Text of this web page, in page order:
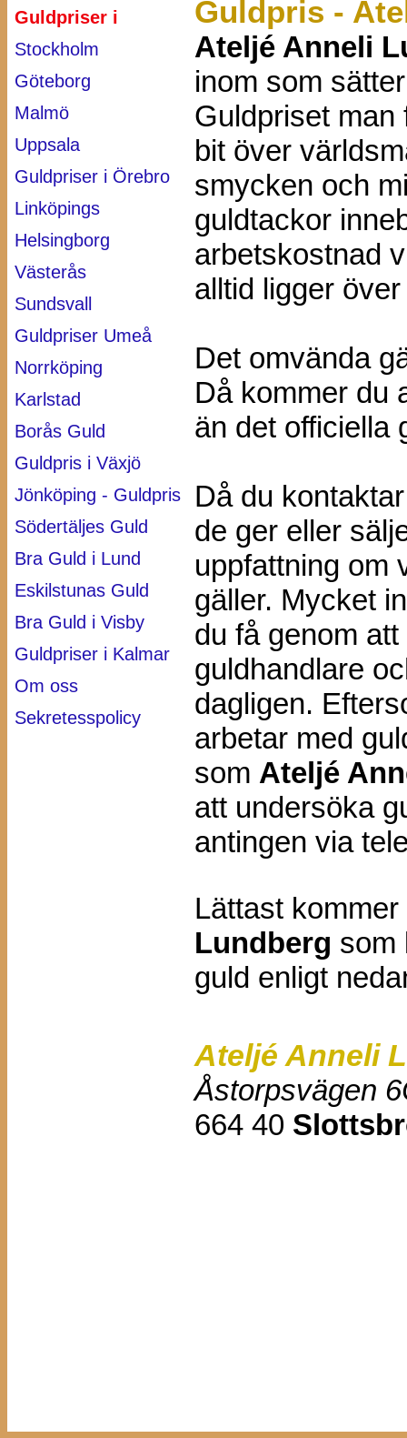
Guldpriser i
Stockholm
Göteborg
Malmö
Uppsala
Guldpriser i Örebro
Linköpings
Helsingborg
Västerås
Sundsvall
Guldpriser Umeå
Norrköping
Karlstad
Borås Guld
Guldpris i Växjö
Jönköping - Guldpris
Södertäljes Guld
Bra Guld i Lund
Eskilstunas Guld
Bra Guld i Visby
Guldpriser i Kalmar
Om oss
Sekretesspolicy
Guldpris -
Ateljé Anneli
inom som
Guldpriset man
bit över
smycken och
guldtackor
arbetskostnad
alltid ligger
Det omvända
Då kommer du
än det officiella
Då du
de ger eller
uppfattning om
gäller. Mycket
du få genom
guldhandlare
dagligen.
arbetar med
som Ateljé
att undersöka
antingen via
Lättast
Lundberg som
guld enligt
Ateljé Anneli
Åstorpsvägen
664 40